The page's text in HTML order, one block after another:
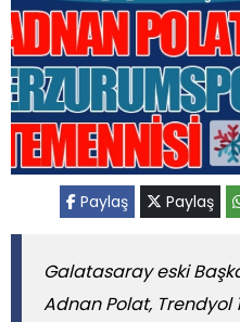
Paylaş Paylaş
Galatasaray eski
Adnan Polat, Trendyol